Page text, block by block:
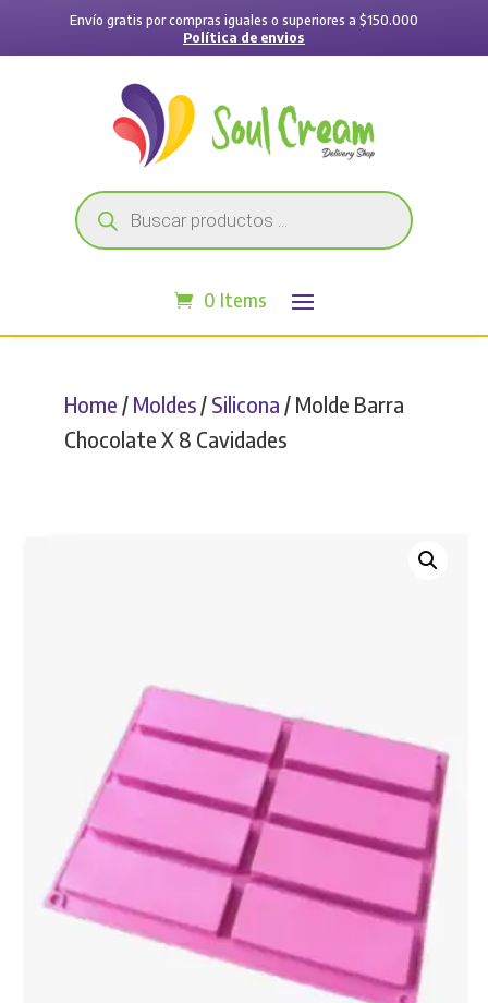
Envío gratis por compras iguales o superiores a $150.000
Política de envios
Búsqueda
de
productos
0 Items
Home / Moldes / Silicona / Molde Barra
Chocolate X 8 Cavidades